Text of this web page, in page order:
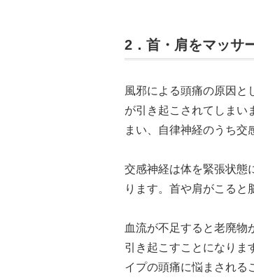
2．首・肩をマッサ
風邪による頭痛の原因と
が引き起こされてしまい
まい、自律神経のうち交
交感神経は体を緊張状態
ります。首や肩がこると
血流が不足すると老廃物
引き起こすことになりま
イプの頭痛に悩まされる